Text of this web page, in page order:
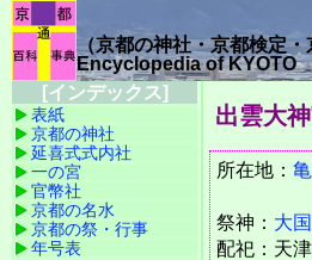
（京都の神社・京都検定・
Encyclopedia of KYOTO
出雲大
所在地：
祭神： 大
配祀：天
[インデックス]
表紙
京都の神社
延喜式式内社
一の宮
官幣社
京都の名水
京都の祭・行事
年号表